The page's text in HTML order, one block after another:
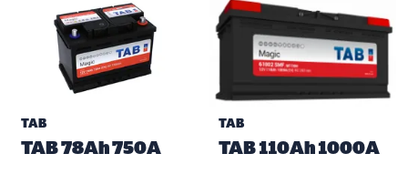
TAB
TAB 78Ah 750A
TAB
TAB 110Ah 1000A